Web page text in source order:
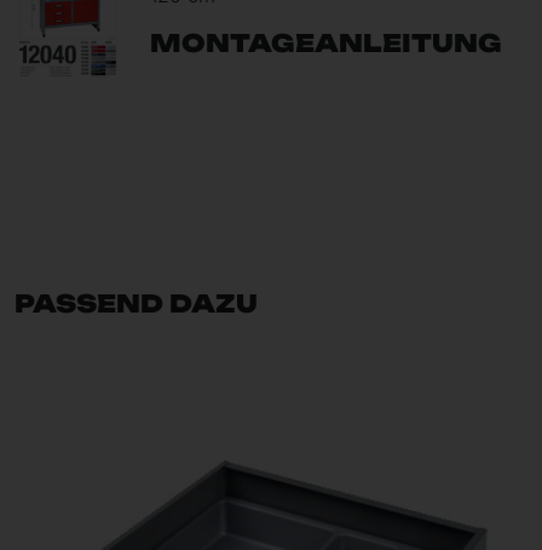
MONTAGEANLEITUNG
PASSEND DAZU